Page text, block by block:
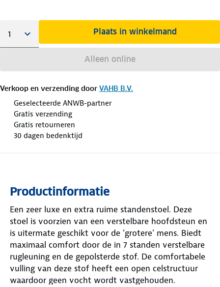
Plaats in winkelmand
Alleen online
Verkoop en verzending door VAHB B.V.
Geselecteerde ANWB-partner
Gratis verzending
Gratis retourneren
30 dagen bedenktijd
Productinformatie
Een zeer luxe en extra ruime standenstoel. Deze
stoel is voorzien van een verstelbare hoofdsteun en
is uitermate geschikt voor de 'grotere' mens. Biedt
maximaal comfort door de in 7 standen verstelbare
rugleuning en de gepolsterde stof. De comfortabele
vulling van deze stof heeft een open celstructuur
waardoor geen vocht wordt vastgehouden.